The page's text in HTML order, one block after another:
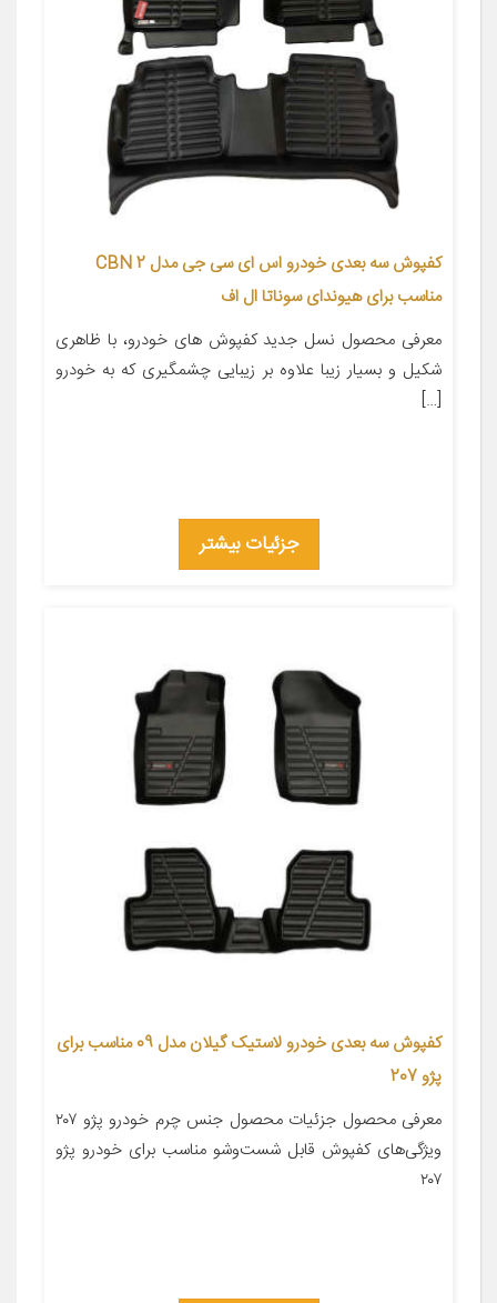
کفپوش سه بعدی خودرو اس ای سی جی مدل 2 CBN
مناسب برای هیوندای سوناتا ال اف
معرفی محصول نسل جدید کفپوش های خودرو، با ظاهری
شکیل و بسیار زیبا علاوه بر زیبایی چشمگیری که به خودرو
[…]
جزئیات بیشتر
کفپوش سه بعدی خودرو لاستیک گیلان مدل 09 مناسب برای
پژو 207
معرفی محصول جزئیات محصول جنس چرم خودرو پژو ۲۰۷
ویژگی‌های کفپوش قابل شست‌وشو مناسب برای خودرو پژو
۲۰۷